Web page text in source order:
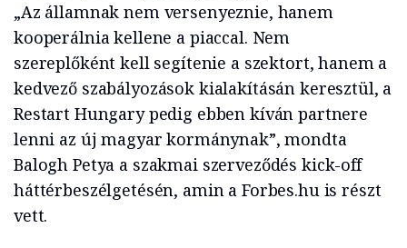
„Az államnak nem versenyeznie, hanem
kooperálnia kellene a piaccal. Nem
szereplőként kell segítenie a szektort, hanem a
kedvező szabályozások kialakításán keresztül, a
Restart Hungary pedig ebben kíván partnere
lenni az új magyar kormánynak”, mondta
Balogh Petya a szakmai szerveződés kick-off
háttérbeszélgetésén, amin a Forbes.hu is részt
vett.